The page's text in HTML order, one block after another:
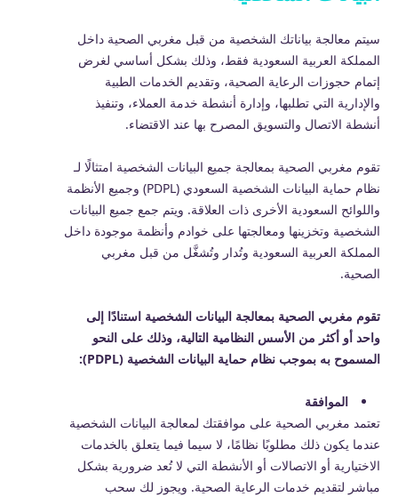
سيتم معالجة بياناتك الشخصية من قبل مغربي الصحية داخل
المملكة العربية السعودية فقط، وذلك بشكل أساسي لغرض
إتمام حجوزات الرعاية الصحية، وتقديم الخدمات الطبية
والإدارية التي تطلبها، وإدارة أنشطة خدمة العملاء، وتنفيذ
أنشطة الاتصال والتسويق المصرح بها عند الاقتضاء.
تقوم مغربي الصحية بمعالجة جميع البيانات الشخصية امتثالًا لـ
نظام حماية البيانات الشخصية السعودي (PDPL) وجميع الأنظمة
واللوائح السعودية الأخرى ذات العلاقة. ويتم جمع جميع البيانات
الشخصية وتخزينها ومعالجتها على خوادم وأنظمة موجودة داخل
المملكة العربية السعودية وتُدار وتُشغَّل من قبل مغربي
الصحية.
تقوم مغربي الصحية بمعالجة البيانات الشخصية استنادًا إلى
واحد أو أكثر من الأسس النظامية التالية، وذلك على النحو
المسموح به بموجب نظام حماية البيانات الشخصية (PDPL):
الموافقة
تعتمد مغربي الصحية على موافقتك لمعالجة البيانات الشخصية
عندما يكون ذلك مطلوبًا نظامًا، لا سيما فيما يتعلق بالخدمات
الاختيارية أو الاتصالات أو الأنشطة التي لا تُعد ضرورية بشكل
مباشر لتقديم خدمات الرعاية الصحية. ويجوز لك سحب